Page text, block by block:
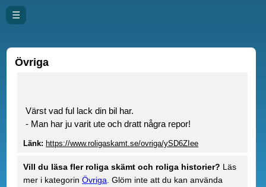
☰
Övriga
Värst vad ful lack din bil har.
- Man har ju varit ute och dratt några repor!
Länk: https://www.roligaskamt.se/ovriga/ySD6ZIee
Vill du läsa fler roliga skämt och roliga historier? Läs
mer i kategorinÖvriga . Glöm inte att du kan använda